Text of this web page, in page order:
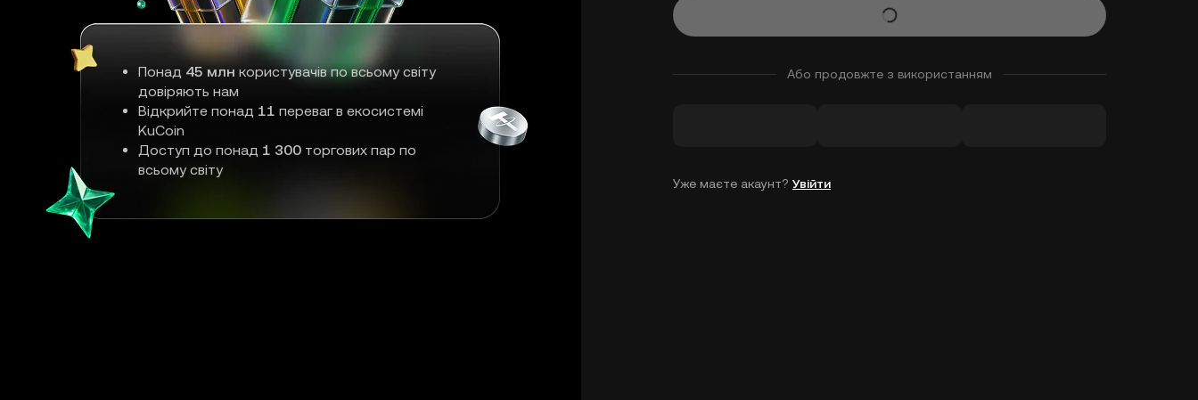
Понад 45 млн користувачів по всьому світу
довіряють нам
Відкрийте понад 11 переваг в екосистемі
KuCoin
Доступ до понад 1 300торгових пар по
всьому світу
Або продовжте з використанням
Уже маєте акаунт? Увійти